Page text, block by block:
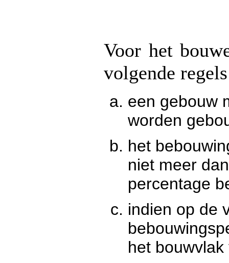
Voor het
volgende
een gebouw
worden
het
niet meer
percentage
indien op de
het